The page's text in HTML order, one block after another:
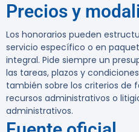
Precios y
Los honorarios pueden
servicio específico o en
integral. Pide siempre un
las tareas, plazos y
también sobre los criterios de
recursos administrativos o
administrativos.